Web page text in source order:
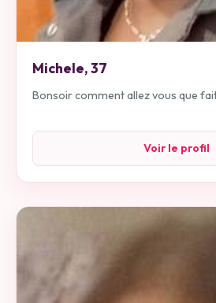
Michele,37
Bonsoir comment allez vous que
Voir le profil